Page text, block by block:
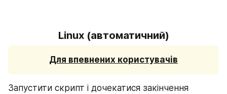
Linux (автоматичний)
Для впевнених користувачів
Запустити скрипт і дочекатися закінчення